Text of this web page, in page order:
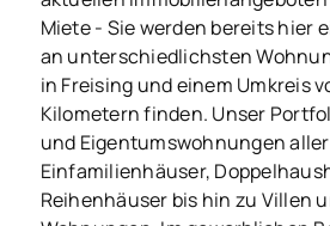
Miete - Sie werden bereits hier
an unterschiedlichsten
in Freising und einem Umkreis
Kilometern finden. Unser
und Eigentumswohnungen
Einfamilienhäuser,
Reihenhäuser bis hin zu Villen